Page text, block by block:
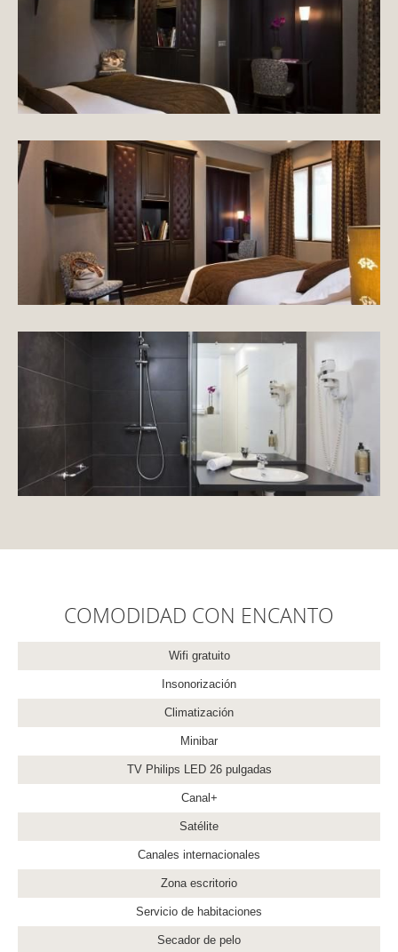
COMODIDAD CON ENCANTO
Wifi gratuito
Insonorización
Climatización
Minibar
TV Philips LED 26 pulgadas
Canal+
Satélite
Canales internacionales
Zona escritorio
Servicio de habitaciones
Secador de pelo